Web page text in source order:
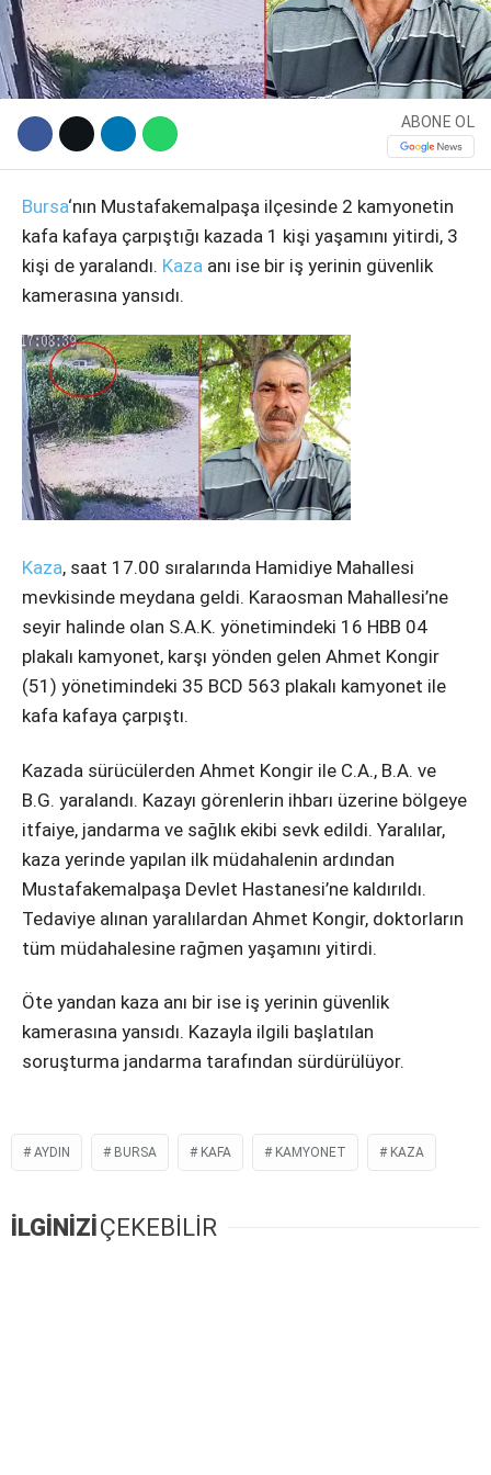
Facebook
Instagram
Youtube
ABONE OL
Bursa‘nın Mustafakemalpaşa ilçesinde 2 kamyonetin
kafa kafaya çarpıştığı kazada 1 kişi yaşamını yitirdi, 3
kişi de yaralandı. Kaza anı ise bir iş yerinin güvenlik
kamerasına yansıdı.
Kaza, saat 17.00 sıralarında Hamidiye Mahallesi
mevkisinde meydana geldi. Karaosman Mahallesi’ne
seyir halinde olan S.A.K. yönetimindeki 16 HBB 04
plakalı kamyonet, karşı yönden gelen Ahmet Kongir
(51) yönetimindeki 35 BCD 563 plakalı kamyonet ile
kafa kafaya çarpıştı.
Kazada sürücülerden Ahmet Kongir ile C.A., B.A. ve
B.G. yaralandı. Kazayı görenlerin ihbarı üzerine bölgeye
itfaiye, jandarma ve sağlık ekibi sevk edildi. Yaralılar,
kaza yerinde yapılan ilk müdahalenin ardından
Mustafakemalpaşa Devlet Hastanesi’ne kaldırıldı.
Tedaviye alınan yaralılardan Ahmet Kongir, doktorların
tüm müdahalesine rağmen yaşamını yitirdi.
Öte yandan kaza anı bir ise iş yerinin güvenlik
kamerasına yansıdı. Kazayla ilgili başlatılan
soruşturma jandarma tarafından sürdürülüyor.
AYDIN BURSA KAFA KAMYONET KAZA
İLGİNİZİÇEKEBİLİR